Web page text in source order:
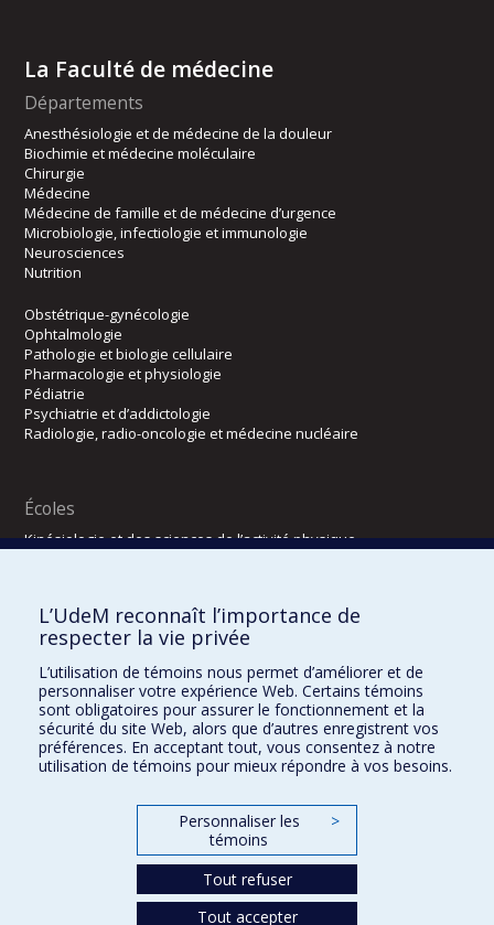
La Faculté de médecine
Départements
Anesthésiologie et de médecine de la douleur
Biochimie et médecine moléculaire
Chirurgie
Médecine
Médecine de famille et de médecine d’urgence
Microbiologie, infectiologie et immunologie
Neurosciences
Nutrition
Obstétrique-gynécologie
Ophtalmologie
Pathologie et biologie cellulaire
Pharmacologie et physiologie
Pédiatrie
Psychiatrie et d’addictologie
Radiologie, radio-oncologie et médecine nucléaire
Écoles
Kinésiologie et des sciences de l’activité physique
Directions
DPC
CPASS
Éthique clinique
Conditions d’utilisation 2025-2026
L’UdeM reconnaît l’importance de
respecter la vie privée
L’utilisation de témoins nous permet d’améliorer et de
personnaliser votre expérience Web. Certains témoins
sont obligatoires pour assurer le fonctionnement et la
sécurité du site Web, alors que d’autres enregistrent vos
préférences. En acceptant tout, vous consentez à notre
utilisation de témoins pour mieux répondre à vos besoins.
Personnaliser les
témoins
>
Tout refuser
Tout accepter